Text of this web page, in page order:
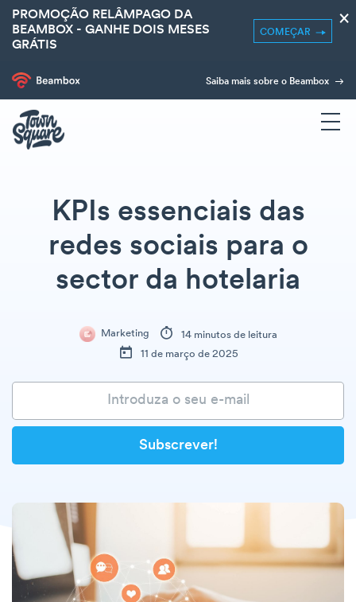
PROMOÇÃO RELÂMPAGO DA
BEAMBOX - GANHE DOIS MESES
GRÁTIS
COMEÇAR
×
Saiba mais sobre o Beambox
KPIs essenciais das
redes sociais para o
sector da hotelaria
Marketing
14 minutos de leitura
11 de março de 2025